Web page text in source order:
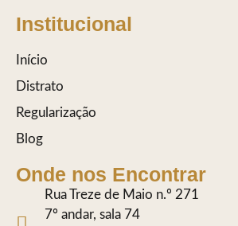
Institucional
Início
Distrato
Regularização
Blog
Onde nos Encontrar
Rua Treze de Maio n.º 271
7º andar, sala 74